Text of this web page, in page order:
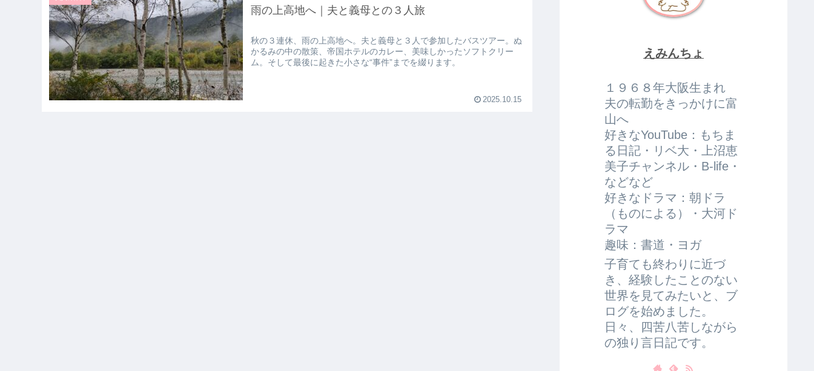
雨の上高地へ｜夫と義母との３人旅
秋の３連休、雨の上高地へ。夫と義母と３人で参加したバスツアー。ぬ
かるみの中の散策、帝国ホテルのカレー、美味しかったソフトクリー
ム。そして最後に起きた小さな“事件”までを綴ります。
2025.10.15
えみんちょ
１９６８年大阪生まれ
夫の転勤をきっかけに富
山へ
好きなYouTube：もちま
る日記・リベ大・上沼恵
美子チャンネル・B-life・
などなど
好きなドラマ：朝ドラ
（ものによる）・大河ド
ラマ
趣味：書道・ヨガ
子育ても終わりに近づ
き、経験したことのない
世界を見てみたいと、ブ
ログを始めました。
日々、四苦八苦しながら
の独り言日記です。